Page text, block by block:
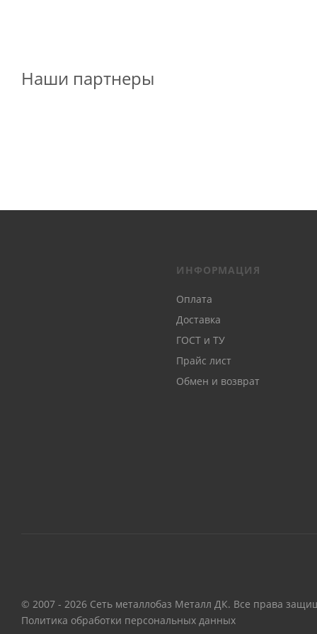
Наши партнеры
ИНФОРМАЦИЯ
Оплата
Доставка
ГОСТ и ТУ
Прайс лист
Обмен и возврат
© 2007 - 2026 Сеть металлобаз Металл ДК. Все права
Политика обработки персональных данных